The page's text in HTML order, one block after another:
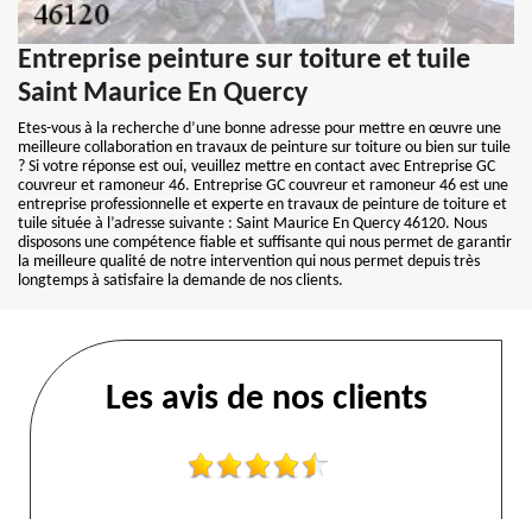
Entreprise peinture sur toiture et tuile
Saint Maurice En Quercy
Etes-vous à la recherche d’une bonne adresse pour mettre en œuvre une
meilleure collaboration en travaux de peinture sur toiture ou bien sur tuile
? Si votre réponse est oui, veuillez mettre en contact avec Entreprise GC
couvreur et ramoneur 46. Entreprise GC couvreur et ramoneur 46 est une
entreprise professionnelle et experte en travaux de peinture de toiture et
tuile située à l’adresse suivante : Saint Maurice En Quercy 46120. Nous
disposons une compétence fiable et suffisante qui nous permet de garantir
la meilleure qualité de notre intervention qui nous permet depuis très
longtemps à satisfaire la demande de nos clients.
Les avis de nos clients